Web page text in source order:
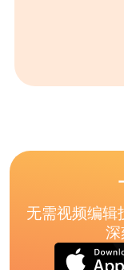
无需视频编辑